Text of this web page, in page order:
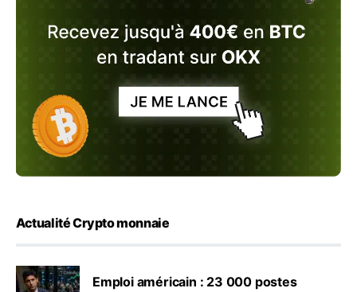
Actualité Crypto monnaie
Emploi américain : 23 000 postes